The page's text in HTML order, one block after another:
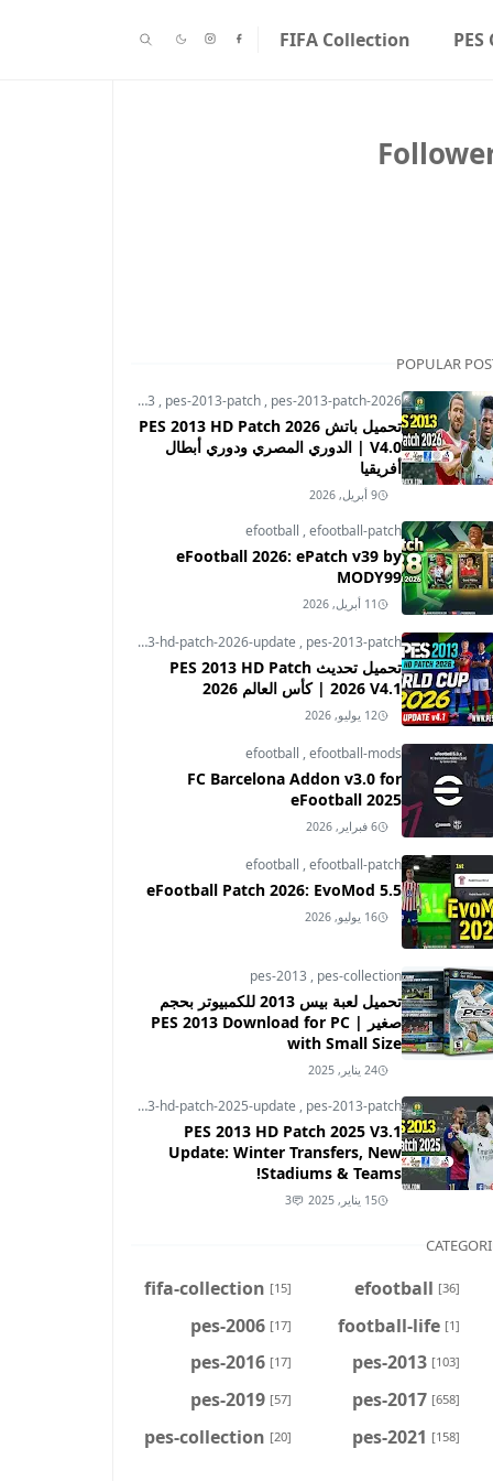
FIFA Collection
POPULAR
pes-2013 , pes-2013-patch , pes-2013-patch-2026
تحميل باتش PES 2013 HD Patch 2026
V4.0 | الدوري المصري ودوري أبطال
أفريقيا
9 أبريل, 2026
efootball ,efootball-patch
eFootball 2026: ePatch v39 by
MODY99
11 أبريل, 2026
pes-2013-hd-patch-2026-update , pes-2013-patch
تحميل تحديث PES 2013 HD Patch
2026 V4.1 | كأس العالم 2026
12 يوليو, 2026
efootball ,efootball-mods
FC Barcelona Addon v3.0 for
eFootball 2025
6 فبراير, 2026
efootball ,efootball-patch
eFootball Patch 2026: EvoMod 5.5
16 يوليو, 2026
pes-2013 , pes-collection
تحميل لعبة بيس 2013 للكمبيوتر بحجم
صغير | PES 2013 Download for PC
with Small Size
24 يناير, 2025
pes-2013-hd-patch-2025-update , pes-2013-patch
PES 2013 HD Patch 2025 V3.1
Update: Winter Transfers, New
Stadiums & Teams!
15 يناير, 2025 3
efootball [36]
fifa-collection [15]
football-life [1]
pes-2006 [17]
pes-2013 [103]
pes-2016 [17]
pes-2017 [658]
pes-2019 [57]
pes-2021 [158]
pes-collection [20]